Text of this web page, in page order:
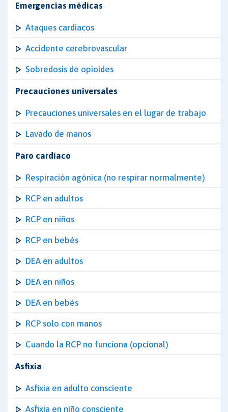
Emergencias médicas
Ataques cardiacos
Accidente cerebrovascular
Sobredosis de opioides
Precauciones universales
Precauciones universales en el lugar de trabajo
Lavado de manos
Paro cardíaco
Respiración agónica (no respirar normalmente)
RCP en adultos
RCP en niños
RCP en bebés
DEA en adultos
DEA en niños
DEA en bebés
RCP solo con manos
Cuando la RCP no funciona (opcional)
Asfixia
Asfixia en adulto consciente
Asfixia en niño consciente